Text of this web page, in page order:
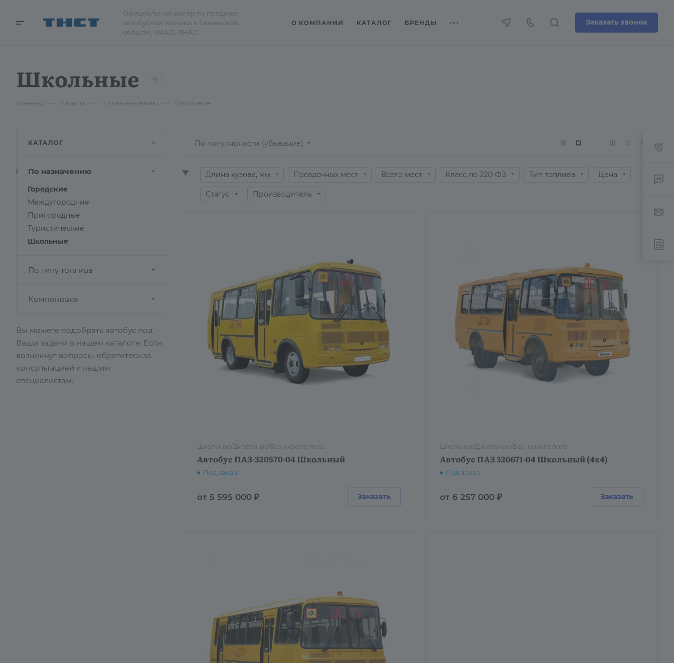
Официальный дилер по продаже
автобусной техники в Тюменской
области, ХМАО, ЯНАО
О КОМПАНИИ КАТАЛОГ БРЕНДЫ Заказать звонок
Школьные 9
Главная Каталог По назначению Школьные
По популярности (убывание)
Длина кузова, мм Посадочных мест Всего мест Класс по 220-ФЗ Тип топлива Цена
Статус Производитель
Школьные/Дизельные/Без низкого пола
Автобус ПАЗ-320570-04 Школьный
Под заказ
от 5 595 000 ₽ Заказать
Школьные/Дизельные/Без низкого пола
Автобус ПАЗ 320671-04 Школьный (4х4)
Под заказ
от 6 257 000 ₽ Заказать
КАТАЛОГ
По назначению
Городские
Междугородние
Пригородные
Туристические
Школьные
По типу топлива
Компоновка
Вы можете подобрать автобус под
Ваши задачи в нашем каталоге. Если
возникнут вопросы, обратитесь за
консультацией к нашим
специалистам.